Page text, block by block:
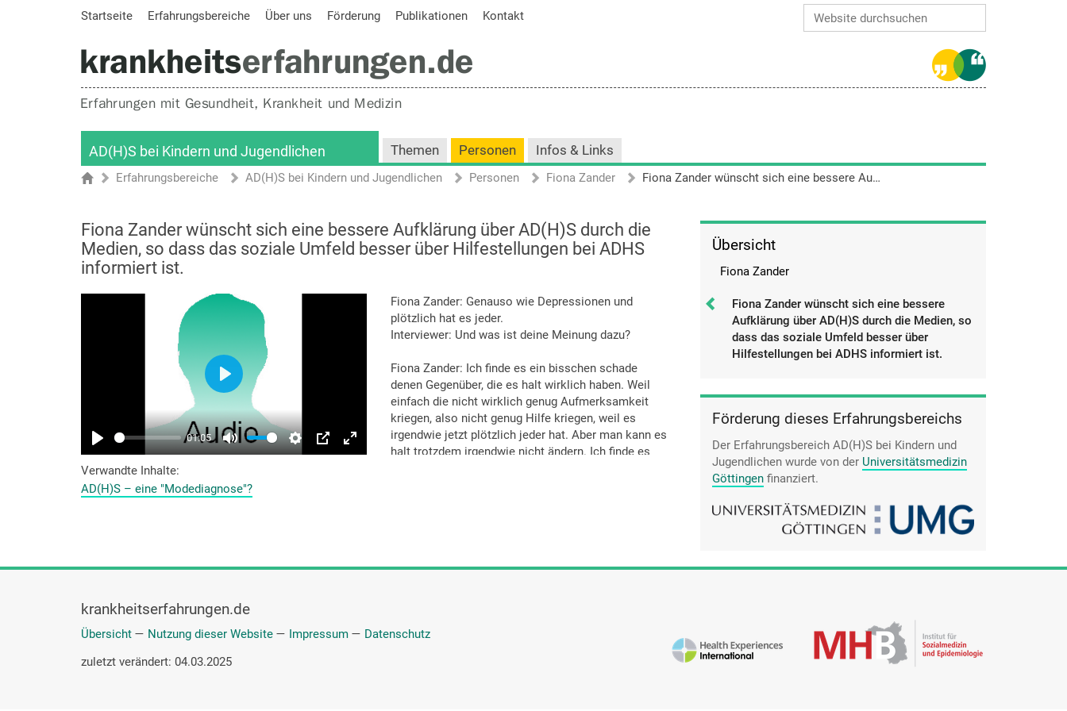
Erweiterte Suche…
Startseite Erfahrungsbereiche Über uns Förderung Publikationen Kontakt
AD(H)S bei Kindern und Jugendlichen Themen Personen Infos & Links
Sie sind hier
StartseiteErfahrungsbereiche AD(H)S bei Kindern und Jugendlichen Personen Fiona Zander Fiona Zander wünscht sich eine bessere Aufklärung über AD(H)S durch die Medien, so dass das soziale Umfeld besser über Hilfestellungen bei ADHS informiert ist.
Fiona Zander wünscht sich eine bessere Aufklärung über AD(H)S durch die
Medien, so dass das soziale Umfeld besser über Hilfestellungen bei ADHS
informiert ist.
Fiona Zander: Genauso wie Depressionen und
plötzlich hat es jeder.
Interviewer: Und was ist deine Meinung dazu?
Fiona Zander: Ich finde es ein bisschen schade
denen Gegenüber, die es halt wirklich haben. Weil
einfach die nicht wirklich genug Aufmerksamkeit
kriegen, also nicht genug Hilfe kriegen, weil es
irgendwie jetzt plötzlich jeder hat. Aber man kann es
halt trotzdem irgendwie nicht ändern. Ich finde es
Also ich finde es kommt zwar oft und das und das
Medikamenten voll und das war es.
Verwandte Inhalte
AD(H)S – eine "Modediagnose"?
Übersicht
Fiona Zander
Fiona Zander wünscht sich eine bessere
Aufklärung über AD(H)S durch die Medien, so
dass das soziale Umfeld besser über
Hilfestellungen bei ADHS informiert ist.
Förderung dieses Erfahrungsbereichs
Der Erfahrungsbereich AD(H)S bei Kindern und
Jugendlichen wurde von der Universitätsmedizin
Göttingen finanziert.
krankheitserfahrungen.de
Übersicht — Nutzung dieser Website — Impressum — Datenschutz
zuletzt verändert: 04.03.2025